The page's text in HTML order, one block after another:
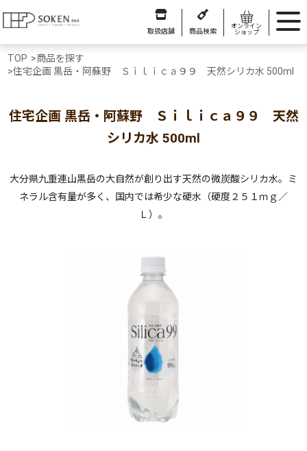
取扱店舗 商品検索
オンライン
ショップ
TOP >商品を探す
>住宅企画 黒岳・阿蘇野 Ｓｉｌｉｃａ９９ 天然シリカ水 500ml
住宅企画 黒岳・阿蘇野 Ｓｉｌｉｃａ９９ 天然
シリカ水 500ml
大分県九重連山黒岳の大自然が創り出す天然の微炭酸シリカ水。ミ
ネラル含有量が多く、国内では希少な硬水（硬度２５１ｍｇ／
Ｌ）。